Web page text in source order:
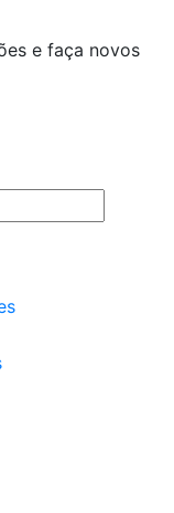
e faça novos